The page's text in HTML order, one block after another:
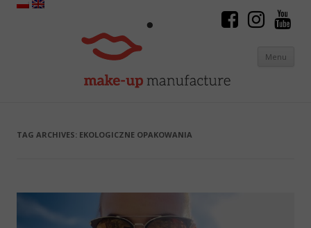
Menu
TAG ARCHIVES: EKOLOGICZNE OPAKOWANIA